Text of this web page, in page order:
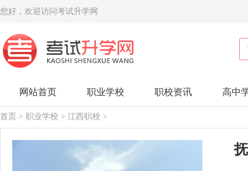
您好，欢迎访问考试升学网
网站首页 职业学校 职校资讯 高中
首页 > 职业学校 > 江西职校 >